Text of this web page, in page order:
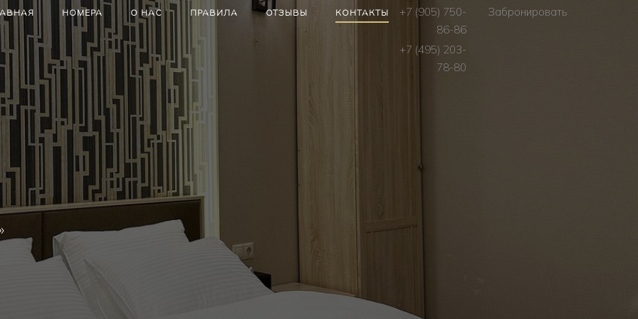
НОМЕРА О НАС ПРАВИЛА ОТЗЫВЫ КОНТАКТЫ
+7 (905) 750-
86-86
+7 (495) 203-
78-80
Забронировать